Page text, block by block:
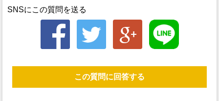
SNSにこの質問を送る
この質問に回答する